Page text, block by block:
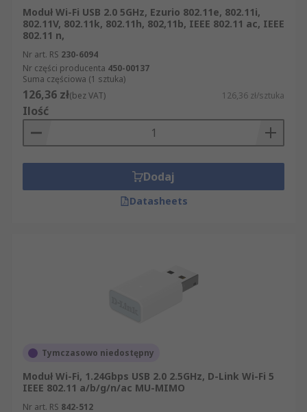
Moduł Wi-Fi USB 2.0 5GHz, Ezurio 802.11e, 802.11i,
802.11V, 802.11k, 802.11h, 802,11b, IEEE 802.11 ac, IEEE
802.11 n,
Nr art. RS 230-6094
Nr części producenta 450-00137
Suma częściowa (1 sztuka)
126,36 zł(bez VAT) 126,36 zł/sztuka
Ilość
Dodaj
Datasheets
Tymczasowo niedostępny
Moduł Wi-Fi, 1.24Gbps USB 2.0 2.5GHz, D-Link Wi-Fi 5
IEEE 802.11 a/b/g/n/ac MU-MIMO
Nr art. RS 842-512